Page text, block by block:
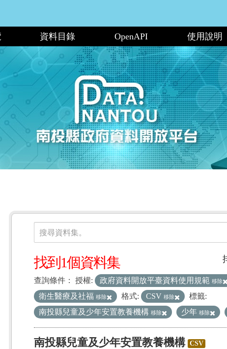
資料目錄 OpenAPI 使用說明
資料集
搜尋資料集。
找到1個資料集
查詢條件： 授權: 政府資料開放平臺資料使用規範 移除
衛生醫療及社福 移除 格式: CSV 移除
標籤:
南投縣兒童及少年安置教養機構 移除 少年 移除
南投縣兒童及少年安置教養機構 CSV